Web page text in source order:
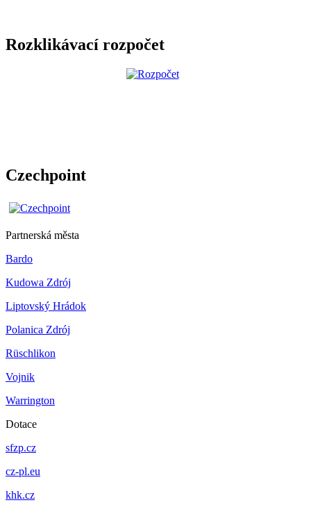
Rozklikávací rozpočet
Czechpoint
Partnerská města
Bardo
Kudowa Zdrój
Liptovský Hrádok
Polanica Zdrój
Rüschlikon
Vojnik
Warrington
Dotace
sfzp.cz
cz-pl.eu
khk.cz